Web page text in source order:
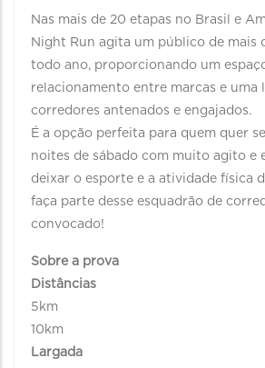
Nas mais de 20 etapas no Brasil e
Night Run agita um público de mais
todo ano, proporcionando um
relacionamento entre marcas e uma
corredores antenados e engajados.
É a opção perfeita para quem quer
noites de sábado com muito agito e
deixar o esporte e a atividade física
faça parte desse esquadrão de
convocado!
Sobre a prova
Distâncias
5km
10km
Largada